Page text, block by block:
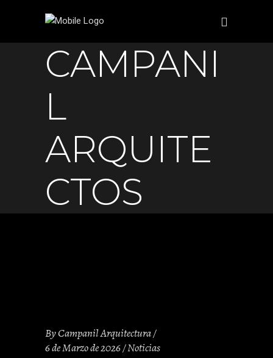
CAMPANI
L
ARQUITE
CTOS
ByCampanil Arquitectura
6 de Marzo de 2026 Noticias